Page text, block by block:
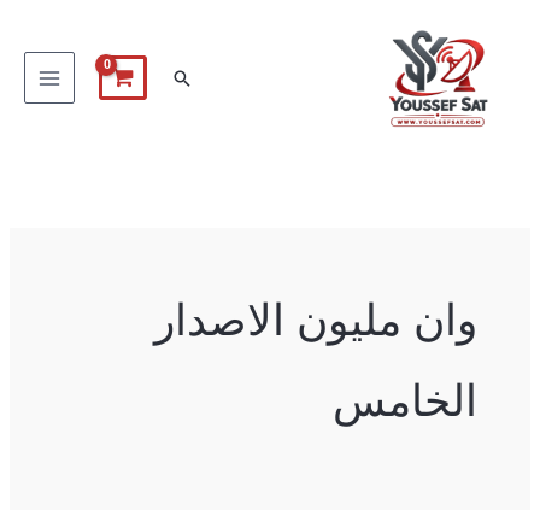
البحث
وان مليون الاصدار
الخامس